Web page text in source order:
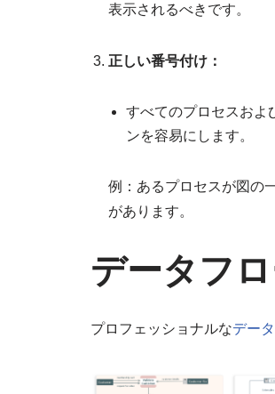
表示されるべきです。
正しい番号付け：
すべてのプロセスおよ
ンを容易にします。
例：あるプロセスが図の
があります。
データフ
プロフェッショナルなデー